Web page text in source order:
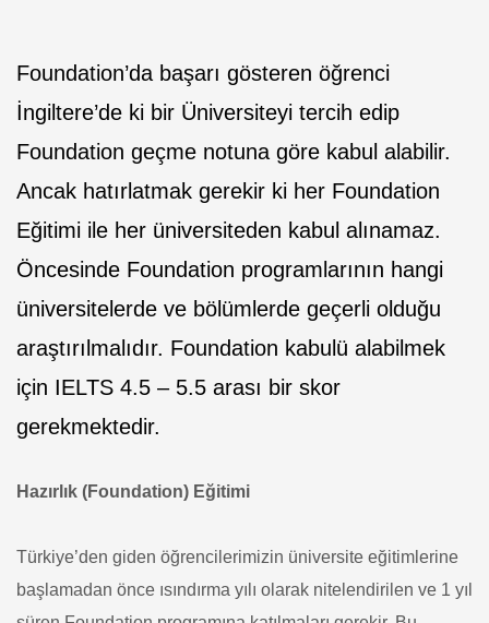
Foundation’da başarı gösteren öğrenci
İngiltere’de ki bir Üniversiteyi tercih edip
Foundation geçme notuna göre kabul alabilir.
Ancak hatırlatmak gerekir ki her Foundation
Eğitimi ile her üniversiteden kabul alınamaz.
Öncesinde Foundation programlarının hangi
üniversitelerde ve bölümlerde geçerli olduğu
araştırılmalıdır. Foundation kabulü alabilmek
için IELTS 4.5 – 5.5 arası bir skor
gerekmektedir.
Hazırlık (Foundation) Eğitimi
Türkiye’den giden öğrencilerimizin üniversite eğitimlerine
başlamadan önce ısındırma yılı olarak nitelendirilen ve 1 yıl